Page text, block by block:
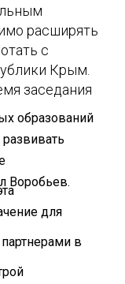
расширять
с
Крым.
заседания
образований
Воробьев.
для
в